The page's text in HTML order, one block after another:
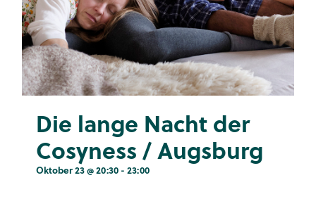
Die lange Nacht der
Cosyness / Augsburg
Oktober 23 @ 20:30- 23:00